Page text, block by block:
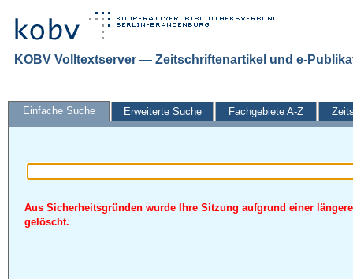
KOBV Volltextserver — Zeitschriftenartikel und e-
Einfache Suche Erweiterte Suche Fachgebiete A-Z
Aus Sicherheitsgründen wurde Ihre Sitzung aufgrund einer
gelöscht.